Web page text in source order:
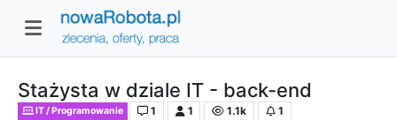
Stażysta w dziale IT - back-end
IT / Programowanie 1 1 1.1k
1